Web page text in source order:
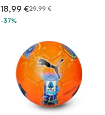
18,99 €29,99 €
-37%